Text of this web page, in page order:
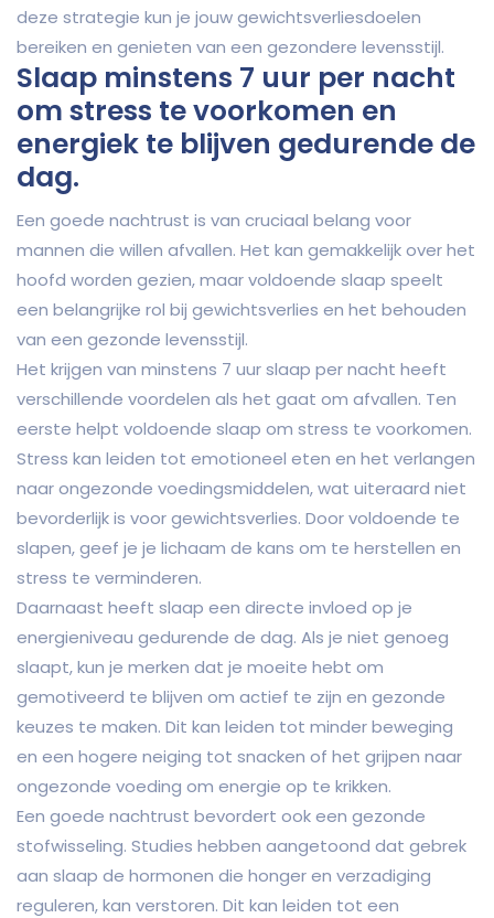
deze strategie kun je jouw gewichtsverliesdoelen
bereiken en genieten van een gezondere levensstijl.
Slaap minstens 7 uur per nacht
om stress te voorkomen en
energiek te blijven gedurende de
dag.
Een goede nachtrust is van cruciaal belang voor
mannen die willen afvallen. Het kan gemakkelijk over het
hoofd worden gezien, maar voldoende slaap speelt
een belangrijke rol bij gewichtsverlies en het behouden
van een gezonde levensstijl.
Het krijgen van minstens 7 uur slaap per nacht heeft
verschillende voordelen als het gaat om afvallen. Ten
eerste helpt voldoende slaap om stress te voorkomen.
Stress kan leiden tot emotioneel eten en het verlangen
naar ongezonde voedingsmiddelen, wat uiteraard niet
bevorderlijk is voor gewichtsverlies. Door voldoende te
slapen, geef je je lichaam de kans om te herstellen en
stress te verminderen.
Daarnaast heeft slaap een directe invloed op je
energieniveau gedurende de dag. Als je niet genoeg
slaapt, kun je merken dat je moeite hebt om
gemotiveerd te blijven om actief te zijn en gezonde
keuzes te maken. Dit kan leiden tot minder beweging
en een hogere neiging tot snacken of het grijpen naar
ongezonde voeding om energie op te krikken.
Een goede nachtrust bevordert ook een gezonde
stofwisseling. Studies hebben aangetoond dat gebrek
aan slaap de hormonen die honger en verzadiging
reguleren, kan verstoren. Dit kan leiden tot een